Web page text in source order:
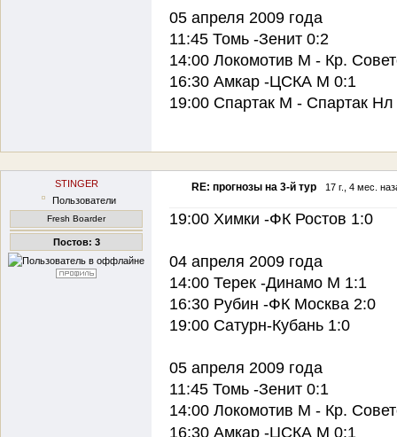
05 апреля 2009 года
11:45 Томь -Зенит 0:2
14:00 Локомотив М - Кр.
16:30 Амкар -ЦСКА М 0:1
19:00 Спартак М - Спартак Нл
STINGER
Пользователи
Fresh Boarder
Постов: 3
RE: прогнозы на 3-й тур 17 г., 4 мес.
19:00 Химки -ФК Ростов 1:0
04 апреля 2009 года
14:00 Терек -Динамо М 1:1
16:30 Рубин -ФК Москва 2:0
19:00 Сатурн-Кубань 1:0
05 апреля 2009 года
11:45 Томь -Зенит 0:1
14:00 Локомотив М - Кр.
16:30 Амкар -ЦСКА М 0:1